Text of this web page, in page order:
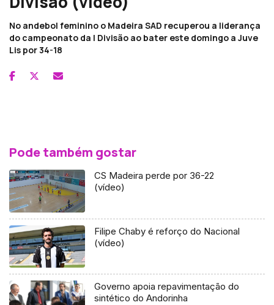
No andebol feminino o Madeira SAD recuperou a liderança
do campeonato da I Divisão ao bater este domingo a Juve
Lis por 34-18
Pode também gostar
CS Madeira perde por 36-22
(vídeo)
Filipe Chaby é reforço do Nacional
(vídeo)
Governo apoia repavimentação do
sintético do Andorinha